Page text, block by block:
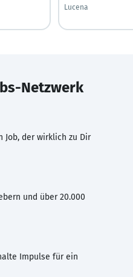
Lucena
Netzwerk
Job, der wirklich zu Dir
und über 20.000
Impulse für ein